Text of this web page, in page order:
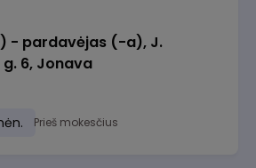
- pardavėjas (-a), J.
6, Jonava
Prieš mokesčius